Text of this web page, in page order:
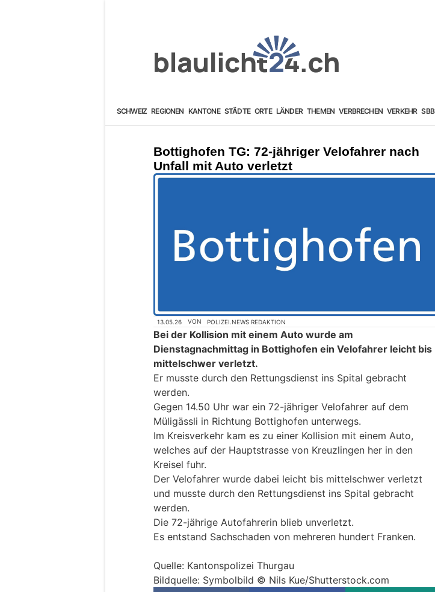
SCHWEIZ REGIONEN KANTONE STÄDTE ORTE LÄNDER THEMEN VERBRECHEN VERKEHR SBB
Bottighofen TG: 72-jähriger Velofahrer nach
Unfall mit Auto verletzt
13.05.26 VON POLIZEI.NEWS REDAKTION
Bei der Kollision mit einem Auto wurde am
Dienstagnachmittag in Bottighofen ein Velofahrer leicht bis
mittelschwer verletzt.
Er musste durch den Rettungsdienst ins Spital gebracht
werden.
Gegen 14.50 Uhr war ein 72-jähriger Velofahrer auf dem
Müligässli in Richtung Bottighofen unterwegs.
Im Kreisverkehr kam es zu einer Kollision mit einem Auto,
welches auf der Hauptstrasse von Kreuzlingen her in den
Kreisel fuhr.
Der Velofahrer wurde dabei leicht bis mittelschwer verletzt
und musste durch den Rettungsdienst ins Spital gebracht
werden.
Die 72-jährige Autofahrerin blieb unverletzt.
Es entstand Sachschaden von mehreren hundert Franken.
Quelle: Kantonspolizei Thurgau
Bildquelle: Symbolbild © Nils Kue/Shutterstock.com